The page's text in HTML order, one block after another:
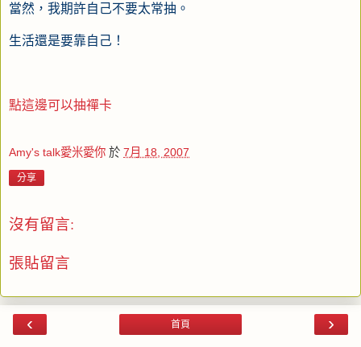
當然，我期許自己不要太常抽。
生活還是要靠自己！
點這邊可以抽禪卡
Amy's talk愛米愛你 於 7月 18, 2007
分享
沒有留言:
張貼留言
‹ ›
首頁